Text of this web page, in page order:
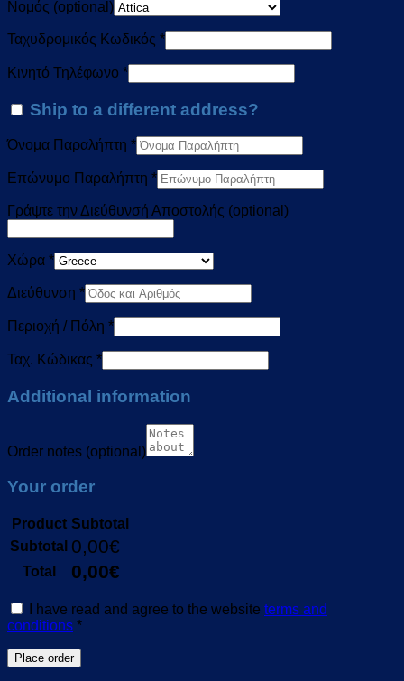
Νομός (optional)
Ταχυδρομικός Κωδικός *
Κινητό Τηλέφωνο *
Ship to a different address?
Όνομα Παραλήπτη *
Επώνυμο Παραλήπτη *
Γράψτε την Διεύθυνσή Αποστολής (optional)
Χώρα *
Διεύθυνση *
Περιοχή / Πόλη *
Ταχ. Κώδικας *
Additional information
Order notes (optional)
Your order
Product Subtotal
Subtotal 0,00€
Total 0,00€
I have read and agree to the website terms and
conditions *
Place order